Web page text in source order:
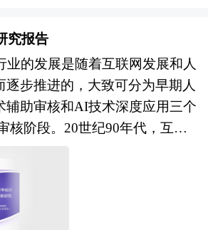
主，在中国刚刚开放前五年被引
被深圳所拥有，而珠海开始定位
后第二年又转变为引进工业为
又失去了先手之机，导致珠海的
完全压制；二是珠海好大喜
出政府具备的功能，而深圳则完
展上做足了功夫，让深圳的领先
；可见由于区域产业规划战略的
不到位，导致珠海作为国内四大
报刊杂志的基础信息以及专业
提供的大量资料。对我国工业AI
的分析，是企业进行市场研究工
要参考资料，同时也可作为金融
证券分析、投资分析等研究工
了国家统计局、国家商务部、
济信息中心、国务院发展研究
中心、中国经济景气监测中心
行数据为基础，验证于与我们建
构、行业协会组织的权威统计
子商务相关企业的调查研究，对
行业发展现状与前景、市场竞争
水平与企业发展、投资策略与风
、决策与打击系统，让武器装备
统，快速整合多源信息，实现对
控与高效指挥；军事管理高效化
化管理流程，提升资源调配效
依靠物联网、大数据等技术，
且准确。其核心目标在于借助信
升国防体系的作战效能、指挥控
配效率，为新时代国防和军队现
支撑。 政策支持方面，2024年
究报告
业的发展是随着互联网发展和人
逐步推进的，大致可分为早期人
辅助审核和AI技术深度应用三个
核阶段。20世纪90年代，互联
审核虽然具有一定的灵活性和准
，难以应对大量涌现的网络信
受主观因素影响，错误率较高。